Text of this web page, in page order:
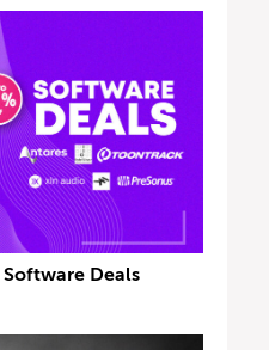
Deals